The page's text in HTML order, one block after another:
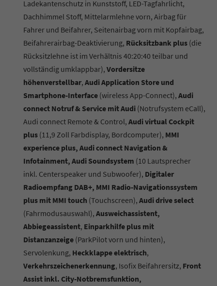
Ladekantenschutz in Kunststoff, LED-Tagfahrlicht,
Dachhimmel Stoff, Mittelarmlehne vorn, Airbag für
Fahrer und Beifahrer, Seitenairbag vorn mit Kopfairbag,
Beifahrerairbag-Deaktivierung, Rücksitzbank plus (die
Rücksitzlehne ist im Verhältnis 40:20:40 teilbar und
vollständig umklappbar), Vordersitze
höhenverstellbar, Audi Application Store und
Smartphone-Interface (wireless App-Connect), Audi
connect Notruf & Service mit Audi (Notrufsystem eCall),
Audi connect Remote & Control, Audi virtual Cockpit
plus (11,9 Zoll Farbdisplay, Bordcomputer), MMI
experience plus, Audi connect Navigation &
Infotainment, Audi Soundsystem (10 Lautsprecher
inkl. Centerspeaker und Subwoofer), Digitaler
Radioempfang DAB+, MMI Radio-Navigationssystem
plus mit MMI touch (Touchscreen), Audi drive select
(Fahrmodusauswahl), Ausweichassistent,
Abbiegeassistent, Einparkhilfe plus mit
Distanzanzeige (ParkPilot vorn und hinten),
Servolenkung, Heckklappe elektrisch,
Verkehrszeichenerkennung, Isofix Beifahrersitz, Front
Assist inkl. City-Notbremsfunktion,